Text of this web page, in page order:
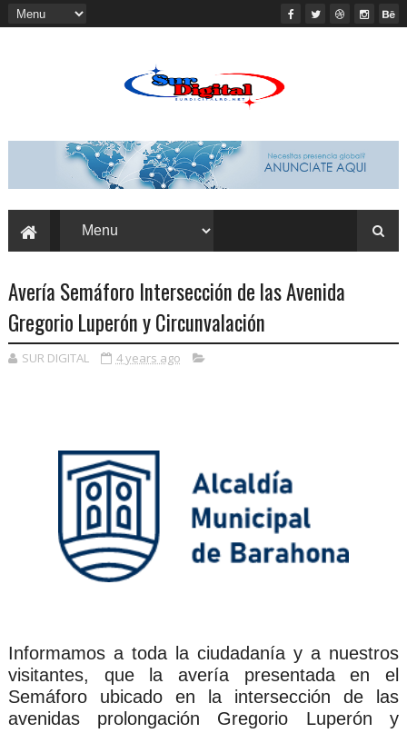
Avería Semáforo Intersección de las Avenida
Gregorio Luperón y Circunvalación
SUR DIGITAL 4 years ago
Informamos a toda la ciudadanía y a nuestros
visitantes, que la avería presentada en el
Semáforo ubicado en la intersección de las
avenidas prolongación Gregorio Luperón y